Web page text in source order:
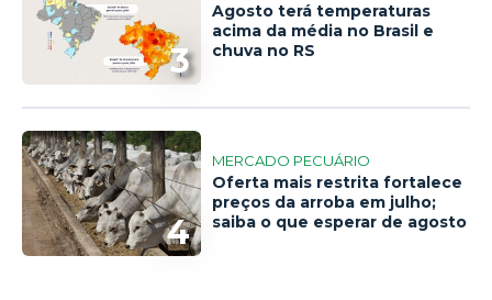
3
Agosto terá temperaturas
acima da média no Brasil e
chuva no RS
4
MERCADO PECUÁRIO
Oferta mais restrita fortalece
preços da arroba em julho;
saiba o que esperar de agosto